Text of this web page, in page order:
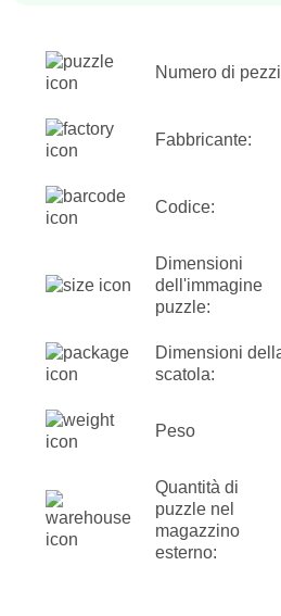
Numero di
Fabbricante:
Codice:
Dimensioni
dell'immagine
puzzle:
Dimensioni
scatola:
Peso
Quantità di
puzzle nel
magazzino
esterno: